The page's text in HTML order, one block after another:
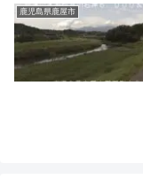
鹿児島県鹿屋市